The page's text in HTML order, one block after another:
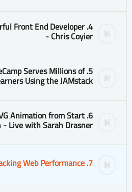
Front End Developer
- Chris Coyier
Serves Millions of
Using the JAMstack
Animation from Start
Live with Sarah Drasner
7. Hacking Web Performance